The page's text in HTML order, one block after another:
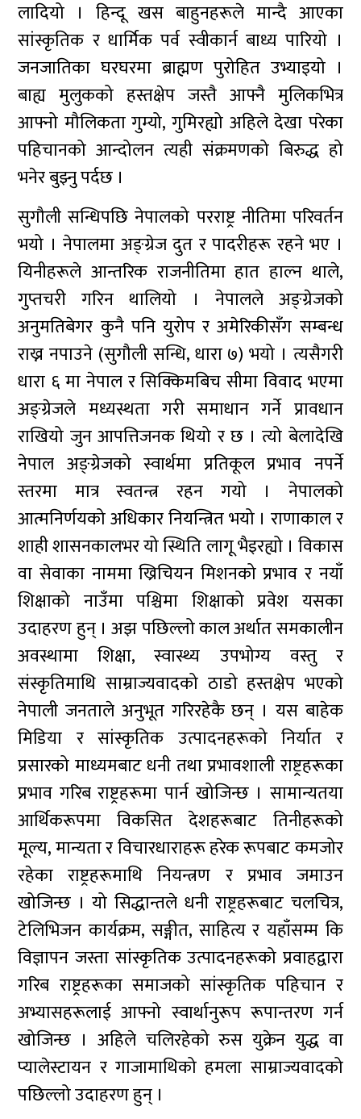
लादियो । हिन्दू खस बाहुनहरूले मान्दै आएका
सांस्कृतिक र धार्मिक पर्व स्वीकार्न बाध्य पारियो ।
जनजातिका घरघरमा ब्राह्मण पुरोहित उभ्याइयो ।
बाह्य मुलुकको हस्तक्षेप जस्तै आफ्नै मुलिकभित्र
आफ्नो मौलिकता गुम्यो, गुमिरह्यो अहिले देखा परेका
पहिचानको आन्दोलन त्यही संक्रमणको बिरुद्ध हो
भनेर बुझ्नु पर्दछ ।
सुगौली सन्धिपछि नेपालको परराष्ट्र नीतिमा परिवर्तन
भयो । नेपालमा अङ्ग्रेज दुत र पादरीहरू रहने भए ।
यिनीहरूले आन्तरिक राजनीतिमा हात हाल्न थाले,
गुप्तचरी गरिन थालियो । नेपालले अङ्ग्रेजको
अनुमतिबेगर कुनै पनि युरोप र अमेरिकीसँग सम्बन्ध
राख्न नपाउने (सुगौली सन्धि, धारा ७) भयो । त्यसैगरी
धारा ६ मा नेपाल र सिक्किमबिच सीमा विवाद भएमा
अङ्ग्रेजले मध्यस्थता गरी समाधान गर्ने प्रावधान
राखियो जुन आपत्तिजनक थियो र छ । त्यो बेलादेखि
नेपाल अङ्ग्रेजको स्वार्थमा प्रतिकूल प्रभाव नपर्ने
स्तरमा मात्र स्वतन्त्र रहन गयो । नेपालको
आत्मनिर्णयको अधिकार नियन्त्रित भयो । राणाकाल र
शाही शासनकालभर यो स्थिति लागू भैइरह्यो । विकास
वा सेवाका नाममा ख्रिचियन मिशनको प्रभाव र नयाँ
शिक्षाको नाउँमा पश्चिमा शिक्षाको प्रवेश यसका
उदाहरण हुन् । अझ पछिल्लो काल अर्थात समकालीन
अवस्थामा शिक्षा, स्वास्थ्य उपभोग्य वस्तु र
संस्कृतिमाथि साम्राज्यवादको ठाडो हस्तक्षेप भएको
नेपाली जनताले अनुभूत गरिरहेकै छन् । यस बाहेक
मिडिया र सांस्कृतिक उत्पादनहरूको निर्यात र
प्रसारको माध्यमबाट धनी तथा प्रभावशाली राष्ट्रहरूका
प्रभाव गरिब राष्ट्रहरूमा पार्न खोजिन्छ । सामान्यतया
आर्थिकरूपमा विकसित देशहरूबाट तिनीहरूको
मूल्य, मान्यता र विचारधाराहरू हरेक रूपबाट कमजोर
रहेका राष्ट्रहरूमाथि नियन्त्रण र प्रभाव जमाउन
खोजिन्छ । यो सिद्धान्तले धनी राष्ट्रहरूबाट चलचित्र,
टेलिभिजन कार्यक्रम, सङ्गीत, साहित्य र यहाँसम्म कि
विज्ञापन जस्ता सांस्कृतिक उत्पादनहरूको प्रवाहद्वारा
गरिब राष्ट्रहरूका समाजको सांस्कृतिक पहिचान र
अभ्यासहरूलाई आफ्नो स्वार्थानुरूप रूपान्तरण गर्न
खोजिन्छ । अहिले चलिरहेको रुस युक्रेन युद्ध वा
प्यालेस्टायन र गाजामाथिको हमला साम्राज्यवादको
पछिल्लो उदाहरण हुन् ।